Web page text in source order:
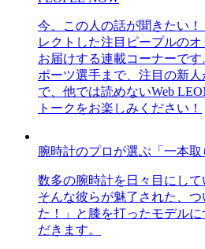
今、この人の話が聞きたい
レクトした注目ピープルの
お届けする連載コーナーで
ポーツ選手まで、注目の新
で、他では読めないWeb
トークをお楽しみください！
腕時計のプロが選ぶ「一本取
数多の腕時計を日々目にして
そんな彼らが魅了された、
た！」と膝を打ったモデル
だきます。